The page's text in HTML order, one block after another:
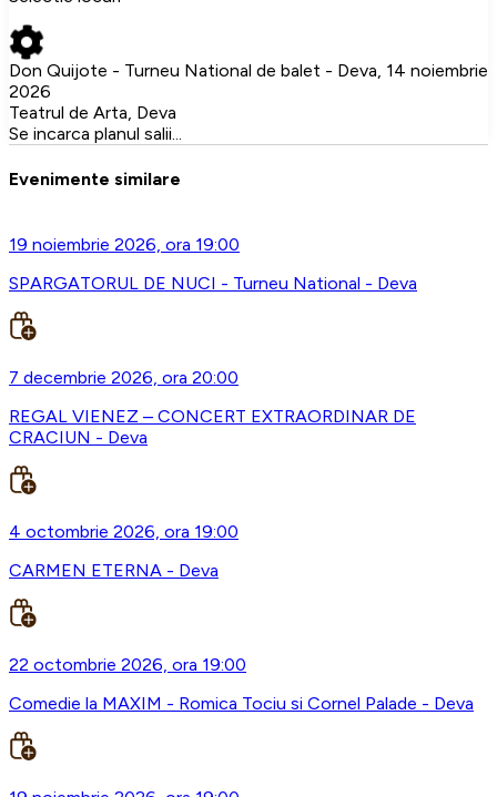
Don Quijote - Turneu National de balet - Deva, 14 noiembrie
2026
Teatrul de Arta, Deva
Se incarca planul salii...
Evenimente similare
19 noiembrie 2026, ora 19:00
SPARGATORUL DE NUCI - Turneu National - Deva
7 decembrie 2026, ora 20:00
REGAL VIENEZ – CONCERT EXTRAORDINAR DE
CRACIUN - Deva
4 octombrie 2026, ora 19:00
CARMEN ETERNA - Deva
22 octombrie 2026, ora 19:00
Comedie la MAXIM - Romica Tociu si Cornel Palade - Deva